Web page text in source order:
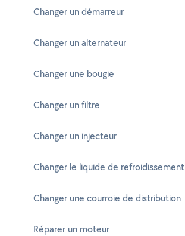
Changer un démarreur
Changer un alternateur
Changer une bougie
Changer un filtre
Changer un injecteur
Changer le liquide de refroidissement
Changer une courroie de distribution
Réparer un moteur